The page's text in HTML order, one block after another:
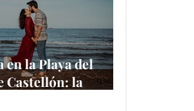
en la Playa del
Castellón: la